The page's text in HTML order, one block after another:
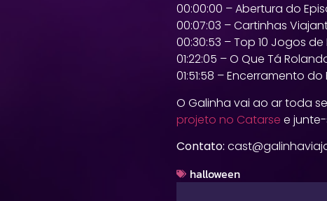
00:00:00 – Abertura do
00:07:03 – Cartinhas
00:30:53 – Top 10 Jogos
01:22:05 – O Que Tá
01:51:58 – Encerramento
O Galinha vai ao ar toda
projeto no Catarse e
Contato:
halloween